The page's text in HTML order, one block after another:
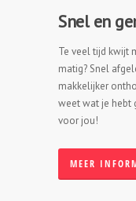
Snel en
Te veel tijd kwijt
matig? Snel
makkelijker
weet wat je hebt
voor jou!
MEER